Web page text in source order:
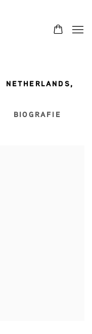
NETHERLANDS,
BIOGRAFIE